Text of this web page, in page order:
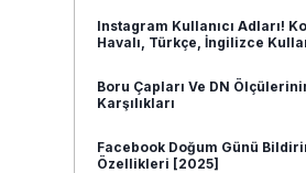
Instagram Kullanıcı Adları!
Havalı, Türkçe, İngilizce
Boru Çapları Ve DN
Karşılıkları
Facebook Doğum Günü
Özellikleri [2025]